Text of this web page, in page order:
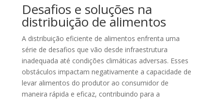
Desafios e soluções na
distribuição de alimentos
A distribuição eficiente de alimentos enfrenta uma
série de desafios que vão desde infraestrutura
inadequada até condições climáticas adversas. Esses
obstáculos impactam negativamente a capacidade de
levar alimentos do produtor ao consumidor de
maneira rápida e eficaz, contribuindo para a